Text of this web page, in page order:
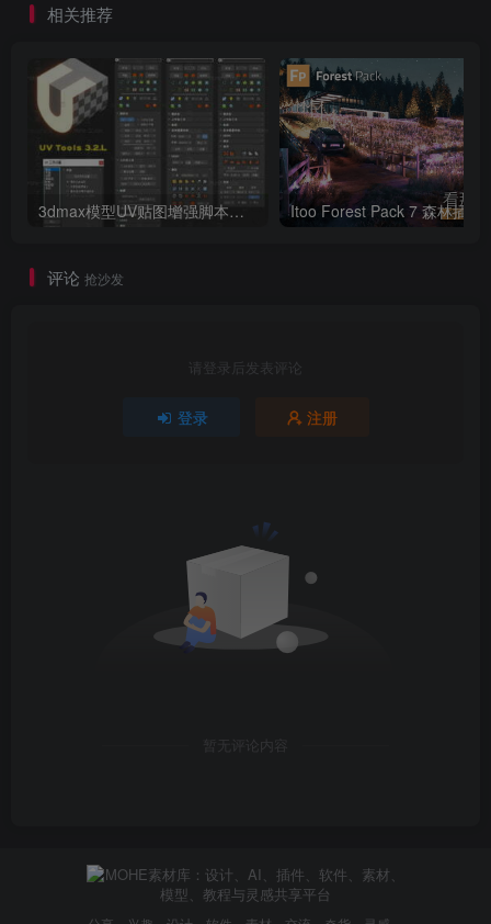
相关推荐
3dmax模型UV贴图增强脚本插件工具UVTools 3.2L 汉化破解版 For 3dmax2014~2023
评论 抢沙发
请登录后发表评论
登录 注册
暂无评论内容